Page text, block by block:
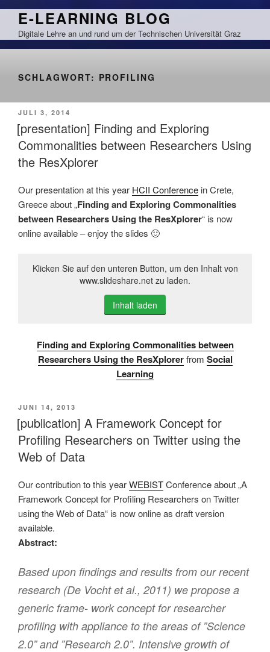
Zum
springen
E-LEARNING BLOG
Digitale Lehre an und rund um der Technischen Universität Graz
SCHLAGWORT: PROFILING
VERÖFFENTLICHT
AM
JULI 3, 2014
[presentation] Finding and Exploring
Commonalities between Researchers Using
the ResXplorer
Our presentation at this year HCII Conference in Crete,
Greece about „Finding and Exploring Commonalities
between Researchers Using the ResXplorer“ is now
online available – enjoy the slides 🙂
Klicken Sie auf den unteren Button, um den Inhalt von
www.slideshare.net zu laden.
Inhalt laden
Finding and Exploring Commonalities between
Researchers Using the ResXplorer from Social
Learning
VERÖFFENTLICHT
AM
JUNI 14, 2013
[publication] A Framework Concept for
Profiling Researchers on Twitter using the
Web of Data
Our contribution to this yearWEBISTConference about „A
Framework Concept for Profiling Researchers on Twitter
using the Web of Data“ is now online as draft version
available.
Abstract:
Based upon findings and results from our recent
research (De Vocht et al., 2011) we propose a
generic frame- work concept for researcher
profiling with appliance to the areas of ”Science
2.0” and ”Research 2.0”. Intensive growth of